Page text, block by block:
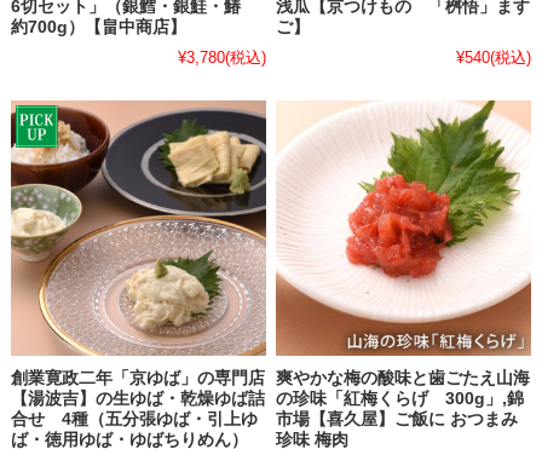
6切セット」（銀鱈・銀鮭・鰆
約700g）【畠中商店】
¥3,780(税込)
浅瓜【京つけもの 「桝悟」ます
ご】
¥540(税込)
創業寛政二年「京ゆば」の専門店
【湯波吉】の生ゆば・乾燥ゆば詰
合せ 4種（五分張ゆば・引上ゆ
ば・徳用ゆば・ゆばちりめん）
爽やかな梅の酸味と歯ごたえ山海
の珍味「紅梅くらげ 300g」,錦
市場【喜久屋】ご飯に おつまみ
珍味 梅肉